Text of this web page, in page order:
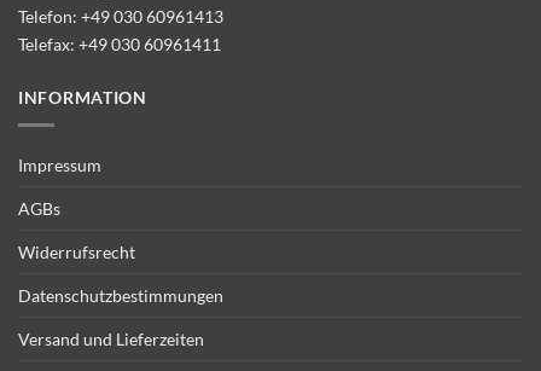
Telefon: +49 030 60961413
Telefax: +49 030 60961411
INFORMATION
Impressum
AGBs
Widerrufsrecht
Datenschutzbestimmungen
Versand und Lieferzeiten